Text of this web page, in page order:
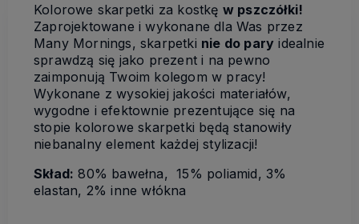
Kolorowe skarpetki za kostkę w pszczółki!
Zaprojektowane i wykonane dla Was przez
Many Mornings, skarpetki nie do pary idealnie
sprawdzą się jako prezent i na pewno
zaimponują Twoim kolegom w pracy!
Wykonane z wysokiej jakości materiałów,
wygodne i efektownie prezentujące się na
stopie kolorowe skarpetki będą stanowiły
niebanalny element każdej stylizacji!
Skład: 80% bawełna, 15% poliamid, 3%
elastan, 2% inne włókna